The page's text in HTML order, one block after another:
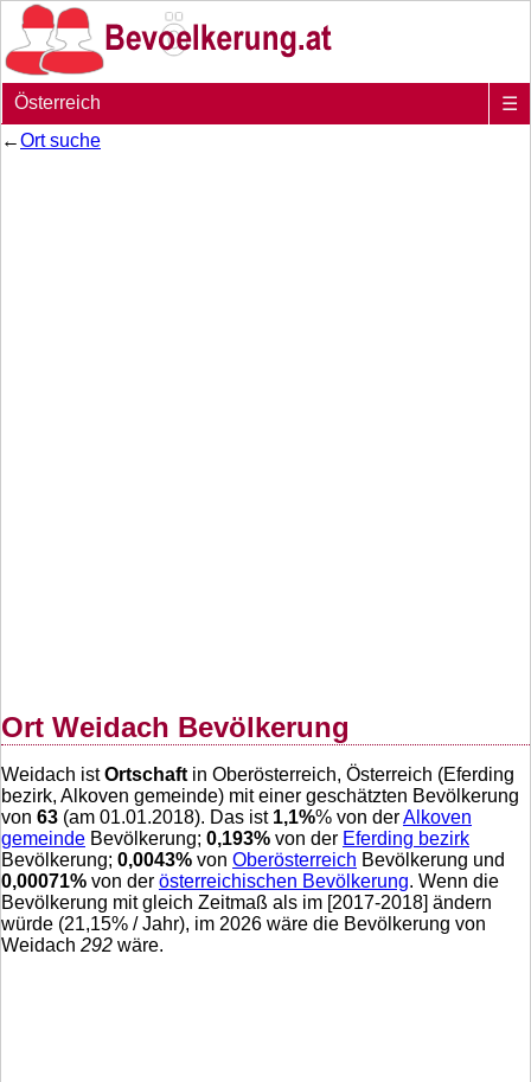
Österreich
☰
←Ort suche
Ort Weidach Bevölkerung
Weidach istOrtschaft in Oberösterreich, Österreich (Eferding
bezirk, Alkoven gemeinde) mit einer geschätzten Bevölkerung
von 63 (am 01.01.2018). Das ist 1,1%% von derAlkoven
gemeinde Bevölkerung; 0,193% von der Eferding bezirk
Bevölkerung; 0,0043% von Oberösterreich Bevölkerung und
0,00071% von der österreichischen Bevölkerung. Wenn die
Bevölkerung mit gleich Zeitmaß als im [2017-2018] ändern
würde (21,15% / Jahr), im 2026 wäre die Bevölkerung von
Weidach 292 wäre.